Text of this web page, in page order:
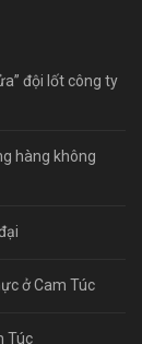
đội lốt công ty
hàng không
ở Cam Túc
Túc